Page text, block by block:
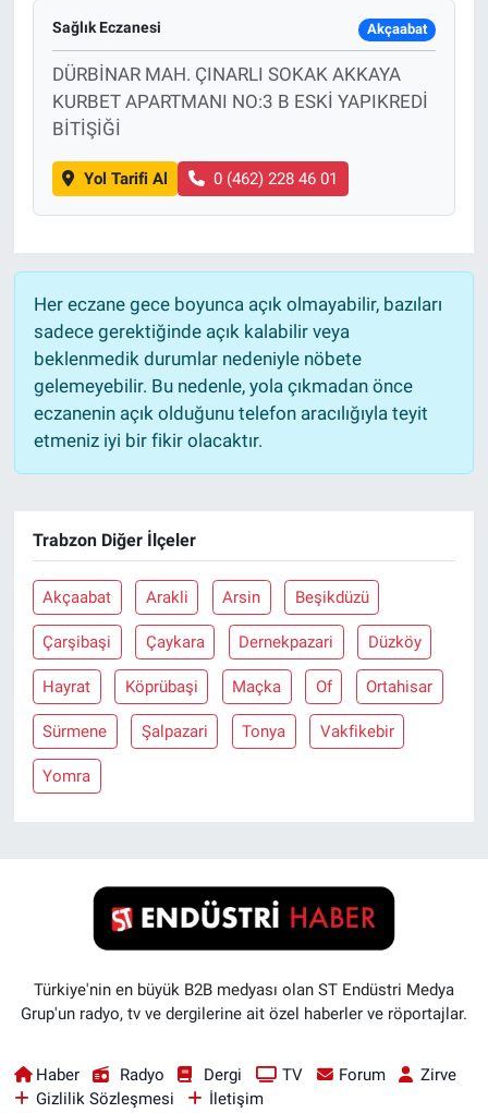
Sağlık Eczanesi Akçaabat
DÜRBİNAR MAH. ÇINARLI SOKAK AKKAYA
KURBET APARTMANI NO:3 B ESKİ YAPIKREDİ
BİTİŞİĞİ
Yol Tarifi Al 0 (462) 228 46 01
Her eczane gece boyunca açık olmayabilir, bazıları
sadece gerektiğinde açık kalabilir veya
beklenmedik durumlar nedeniyle nöbete
gelemeyebilir. Bu nedenle, yola çıkmadan önce
eczanenin açık olduğunu telefon aracılığıyla teyit
etmeniz iyi bir fikir olacaktır.
Trabzon Diğer İlçeler
Akçaabat Arakli Arsin Beşikdüzü
Çarşibaşi Çaykara Dernekpazari Düzköy
Hayrat Köprübaşi Maçka Of Ortahisar
Sürmene Şalpazari Tonya Vakfikebir
Yomra
Türkiye'nin en büyük B2B medyası olan ST Endüstri Medya
Grup'un radyo, tv ve dergilerine ait özel haberler ve röportajlar.
Haber Radyo Dergi TV Forum
Zirve
Gizlilik Sözleşmesi
İletişim